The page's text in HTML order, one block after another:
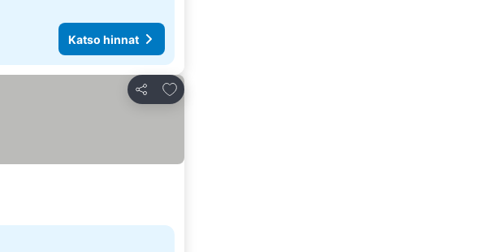
Katso hinnat
Jaa
Lisää suosikkeihin